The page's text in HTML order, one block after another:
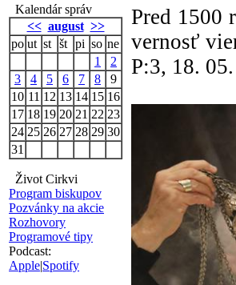
Kalendár správ
<< august >>
po ut st št pi so ne
1
2
3
4 5 6 7 8
9
10 11 12 13 14 15 16
17 18 19 20 21 22 23
24 25 26 27 28 29 30
31
Život Cirkvi
Program biskupov
Pozvánky na akcie
Rozhovory
Programové tipy
Podcast:
Apple|Spotify
Pred 1500
vernosť
P:3, 18.